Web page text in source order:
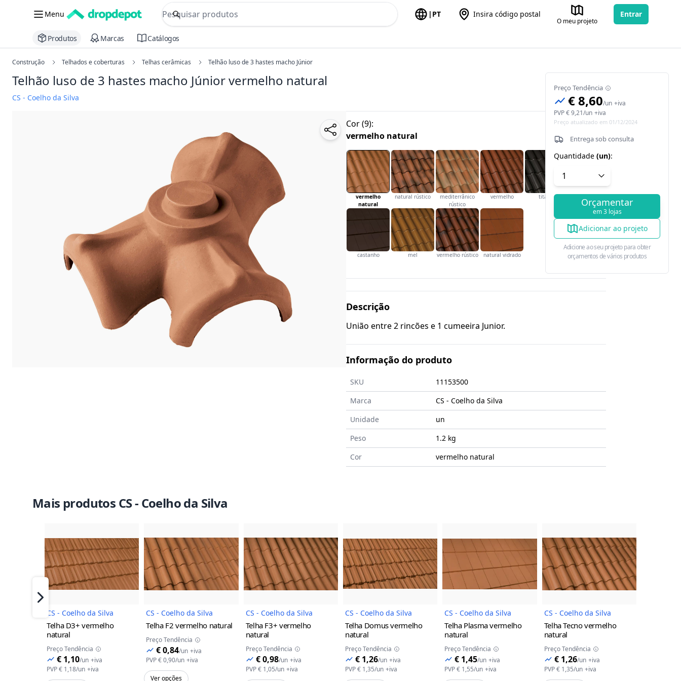
Menu
commerce search no header
Procurar
| PT Insira código postal
O meu projeto
Entrar
Produtos Marcas Catálogos
Construção Telhados e coberturas Telhas cerâmicas Telhão luso de 3 hastes macho Júnior
Telhão luso de 3 hastes macho Júniorvermelho natural
CS - Coelho da Silva
Cor(9):
vermelho natural
vermelho
natural
natural rústico
mediterrânico
rústico
vermelho titânio
castanho mel vermelho rústico natural vidrado
Descrição
União entre 2 rincões e 1 cumeeira Junior.
Informação do produto
SKU
11153500
Marca
CS - Coelho da Silva
Unidade
un
Peso
1.2 kg
Cor
vermelho natural
Preço Tendência
€ 8,60/un +iva
PVP€ 9,21/un +iva
Preço atualizado em 01/12/2024
Entrega sob consulta
Quantidade (un):
Orçamentar
em 3 lojas
Adicionar ao projeto
Adicione ao seu projeto para obter
orçamentos de vários produtos
Mais produtos CS - Coelho da Silva
Imagem do Produto
CS - Coelho da Silva
Telha D3+ vermelho
natural
Preço Tendência
€ 1,10/un +iva
PVP€ 1,18/un +iva
Imagem do Produto
CS - Coelho da Silva
Telha F2 vermelho natural
Preço Tendência
€ 0,84/un +iva
PVP€ 0,90/un +iva
Ver opções
Imagem do Produto
CS - Coelho da Silva
Telha F3+ vermelho
natural
Preço Tendência
€ 0,98/un +iva
PVP€ 1,05/un +iva
Imagem do Produto
CS - Coelho da Silva
Telha Domusvermelho
natural
Preço Tendência
€ 1,26/un +iva
PVP€ 1,35/un +iva
Imagem do Produto
CS - Coelho da Silva
Telha Plasmavermelho
natural
Preço Tendência
€ 1,45/un +iva
PVP€ 1,55/un +iva
Imagem do Produto
CS - Coelho da Silva
Telha Tecnovermelho
natural
Preço Tendência
€ 1,26/un +iva
PVP€ 1,35/un +iva
Próximo